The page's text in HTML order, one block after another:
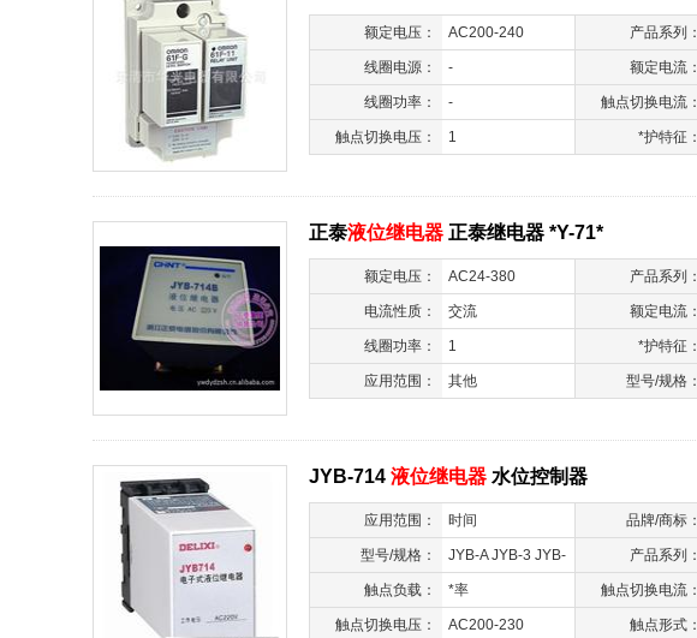
额定电压： AC200-240 产品系列：
线圈电源： - 额定电流：
线圈功率： - 触点切换电流：
触点切换电压： 1 *护特征：
正泰液位继电器 正泰继电器 *Y-71*
额定电压： AC24-380 产品系列：
电流性质： 交流 额定电流：
线圈功率： 1 *护特征：
应用范围： 其他 型号/规格：
JYB-714 液位继电器 水位控制器
应用范围： 时间 品牌/商标：
型号/规格：
JYB-A JYB-3 JYB-
714 JYB-714A液位
继电器
产品系列：
触点负载： *率 触点切换电流：
触点切换电压： AC200-230 触点形式：